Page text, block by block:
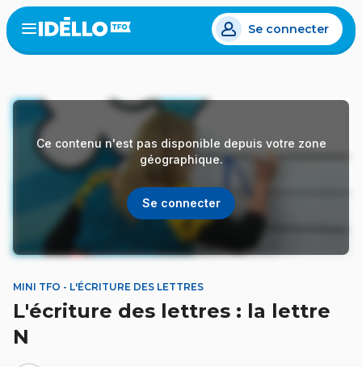
Aller
au
contenu
Open
menu
Se connecter
Ce contenu n'est pas disponible depuis votre zone
géographique.
Se connecter
MINI TFO - L'ÉCRITURE DES LETTRES
L'écriture des lettres : la lettre
N